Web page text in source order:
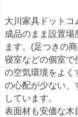
大川家具ドット
成品のまま設置
ます。(足つきの
寝室などの個室で
の空気環境をよく
の心配が少ない、
しています。
表面材も安価な木